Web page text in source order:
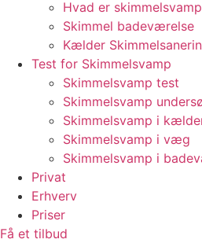
Hvad er
Skimmel badeværelse
Kælder
Test for Skimmelsvamp
Skimmelsvamp test
Skimmelsvamp
Skimmelsvamp i
Skimmelsvamp i væg
Skimmelsvamp i
Privat
Erhverv
Priser
Få et tilbud